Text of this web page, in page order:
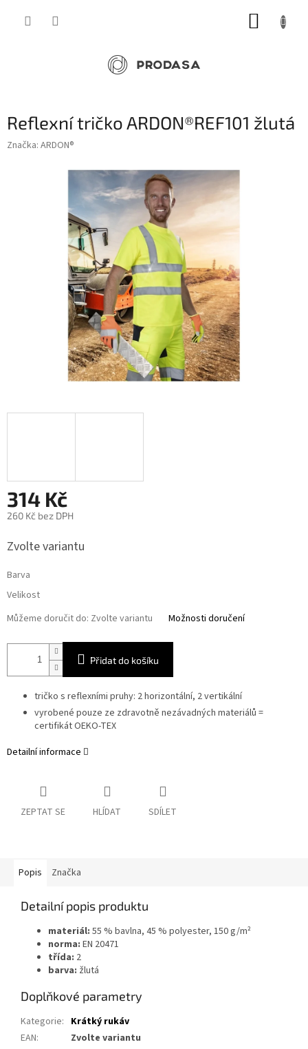
Reflexní tričko ARDON®REF101 žlutá
Značka: ARDON®
314 Kč
260 Kč bez DPH
cena:
Zvolte variantu
Barva
Velikost
Můžeme doručit do: Zvolte variantu Možnosti doručení
Přidat do košíku
tričko s reflexními pruhy: 2 horizontální, 2 vertikální
vyrobené pouze ze zdravotně nezávadných materiálů =
certifikát OEKO-TEX
Detailní informace
ZEPTAT SE HLÍDAT SDÍLET
Popis Značka
Detailní popis produktu
materiál: 55 % bavlna, 45 % polyester, 150 g/m²
norma: EN 20471
třída: 2
barva: žlutá
Doplňkové parametry
Kategorie: Krátký rukáv
EAN: Zvolte variantu